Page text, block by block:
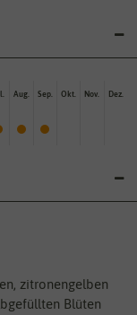
Aug. Sep. Okt. Nov. Dez.
zitronengelben
Blüten